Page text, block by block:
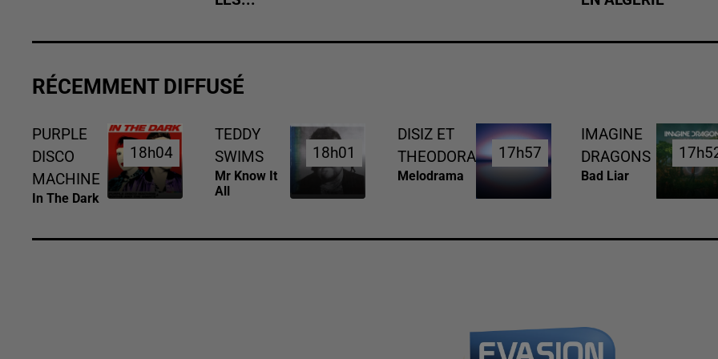
RÉCEMMENT DIFFUSÉ
PURPLE
DISCO
MACHINE
In The Dark
18h04
18h04
TEDDY
SWIMS
Mr Know It
All
18h01
18h01
DISIZ ET
THEODORA
Melodrama
17h57
17h57
IMAGINE
DRAGONS
Bad Liar